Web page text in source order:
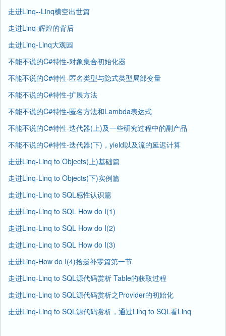
走进Linq--Linq横空出世篇
走进Linq-辉煌的背后
走进Linq-Linq大观园
不能不说的C#特性-对象集合初始化器
不能不说的C#特性-匿名类型与隐式类型局部变量
不能不说的C#特性-扩展方法
不能不说的C#特性-匿名方法和Lambda表达式
不能不说的C#特性-迭代器(上)及一些研究过程中的副产品
不能不说的C#特性-迭代器(下)，yield以及流的延迟计算
走进Linq-Linq to Objects(上)基础篇
走进Linq-Linq to Objects(下)实例篇
走进Linq-Linq to SQL感性认识篇
走进Linq-Linq to SQL How do I(1)
走进Linq-Linq to SQL How do I(2)
走进Linq-Linq to SQL How do I(3)
走进Linq-How do I(4)拾遗补零篇第一节
走进Linq-Linq to SQL源代码赏析 Table的获取过程
走进Linq-Linq to SQL源代码赏析之Provider的初始化
走进Linq-Linq to SQL源代码赏析，通过Linq to SQL看Linq